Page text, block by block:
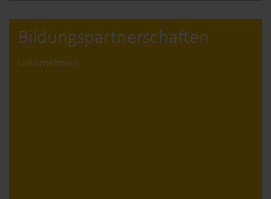
Bildungs­partner­schaften
Unternehmen